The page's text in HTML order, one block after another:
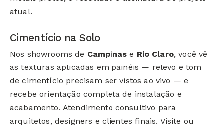
atual.
Cimentício na Solo
Nos showrooms de Campinas e Rio Claro, você vê
as texturas aplicadas em painéis — relevo e tom
de cimentício precisam ser vistos ao vivo — e
recebe orientação completa de instalação e
acabamento. Atendimento consultivo para
arquitetos, designers e clientes finais. Visite ou